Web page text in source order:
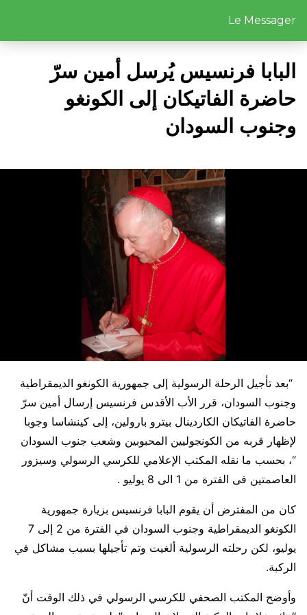
Le Messager
البابا فرنسيس يُرسل أمين سرّ
حاضرة الفاتيكان إلى الكونغو
وجنوب السودان
“بعد تأجيل الرحلة الرسولية إلى جمهورية الكونغو الديمقراطية
وجنوب السودان، قرر الأب الأقدس فرنسيس إرسال أمين سرّ
حاضرة الفاتيكان الكاردينال بيترو بارولين، إلى كينشاسا وجوبا
لإظهار قربه من الكونجوليين المحبوبين وشعب جنوب السودان
“، بحسب ما نقله المكتب الإعلامي للكرسي الرسولي وسيزور
العاصمتين فى الفترة من 1 الى 8 يوليو .
كان من المفترض أن يقوم البابا فرنسيس بزيارة جمهورية
الكونغو الديمقراطية وجنوب السودان في الفترة من 2 إلى 7
يوليو، لكن رحلته الرسولية ألغيت وتم تأجيلها بسبب مشاكل في
الركبة.
وأوضح المكتب الصحفي للكرسي الرسولي في ذلك الوقت أنّ